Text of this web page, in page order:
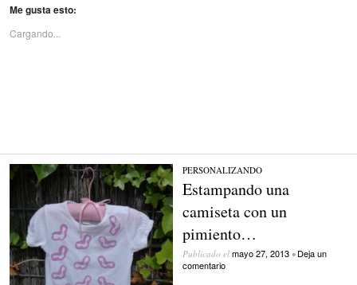
Me gusta esto:
Cargando...
PERSONALIZANDO
Estampando una
camiseta con un
pimiento…
Publicado el mayo 27, 2013 • Deja un
comentario